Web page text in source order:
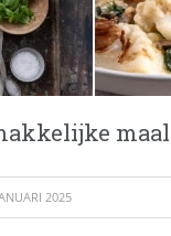
2025